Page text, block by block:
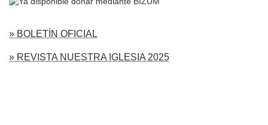
» BOLETÍN OFICIAL
» REVISTA NUESTRA IGLESIA 2025